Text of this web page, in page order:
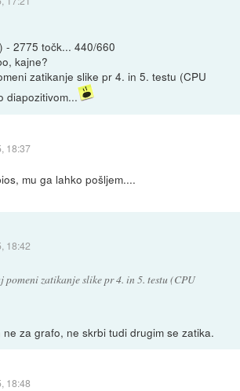
- 2775 točk... 440/660
kajne?
zatikanje slike pr 4. in 5. testu (CPU
diapozitivom...
18:37
mu ga lahko pošljem....
18:42
pomeni zatikanje slike pr 4. in 5. testu (CPU
ne za grafo, ne skrbi tudi drugim se zatika.
18:48